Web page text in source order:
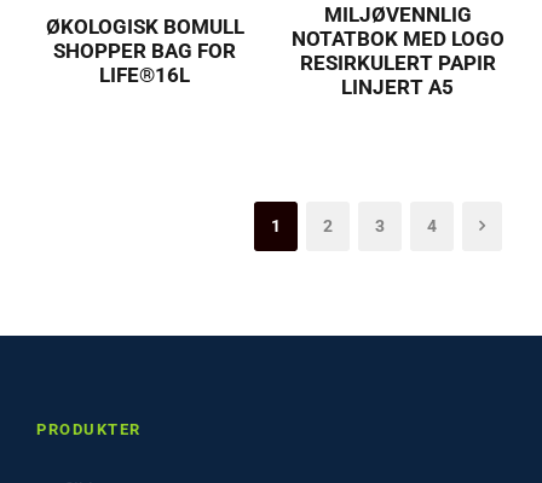
ØKOLOGISK BOMULL
SHOPPER BAG FOR
LIFE®16L
MILJØVENNLIG
NOTATBOK MED LOGO
RESIRKULERT PAPIR
LINJERT A5
1 2 3 4
PRODUKTER